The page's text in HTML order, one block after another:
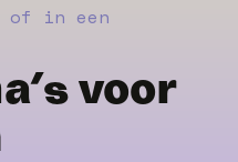
of in een
voor